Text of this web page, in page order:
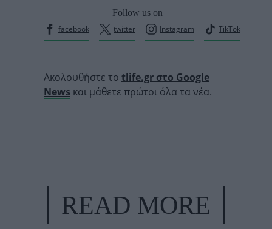
Follow us on
facebook
twitter Instagram TikTok
Ακολουθήστε το tlife.gr στο Google
News και μάθετε πρώτοι όλα τα νέα.
READ MORE